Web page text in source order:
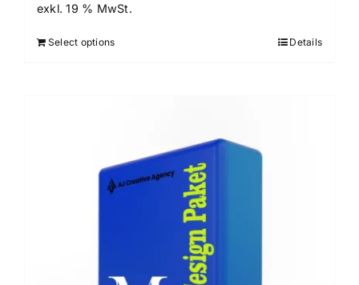
exkl. 19 % MwSt.
Select options Details